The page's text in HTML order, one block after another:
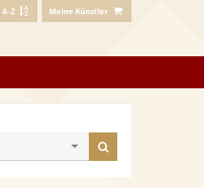
Z Meine Künstler
finden